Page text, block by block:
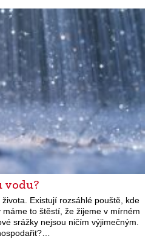
vodu?
Existují rozsáhlé pouště, kde
to štěstí, že žijeme v mírném
srážky nejsou ničím výjimečným.